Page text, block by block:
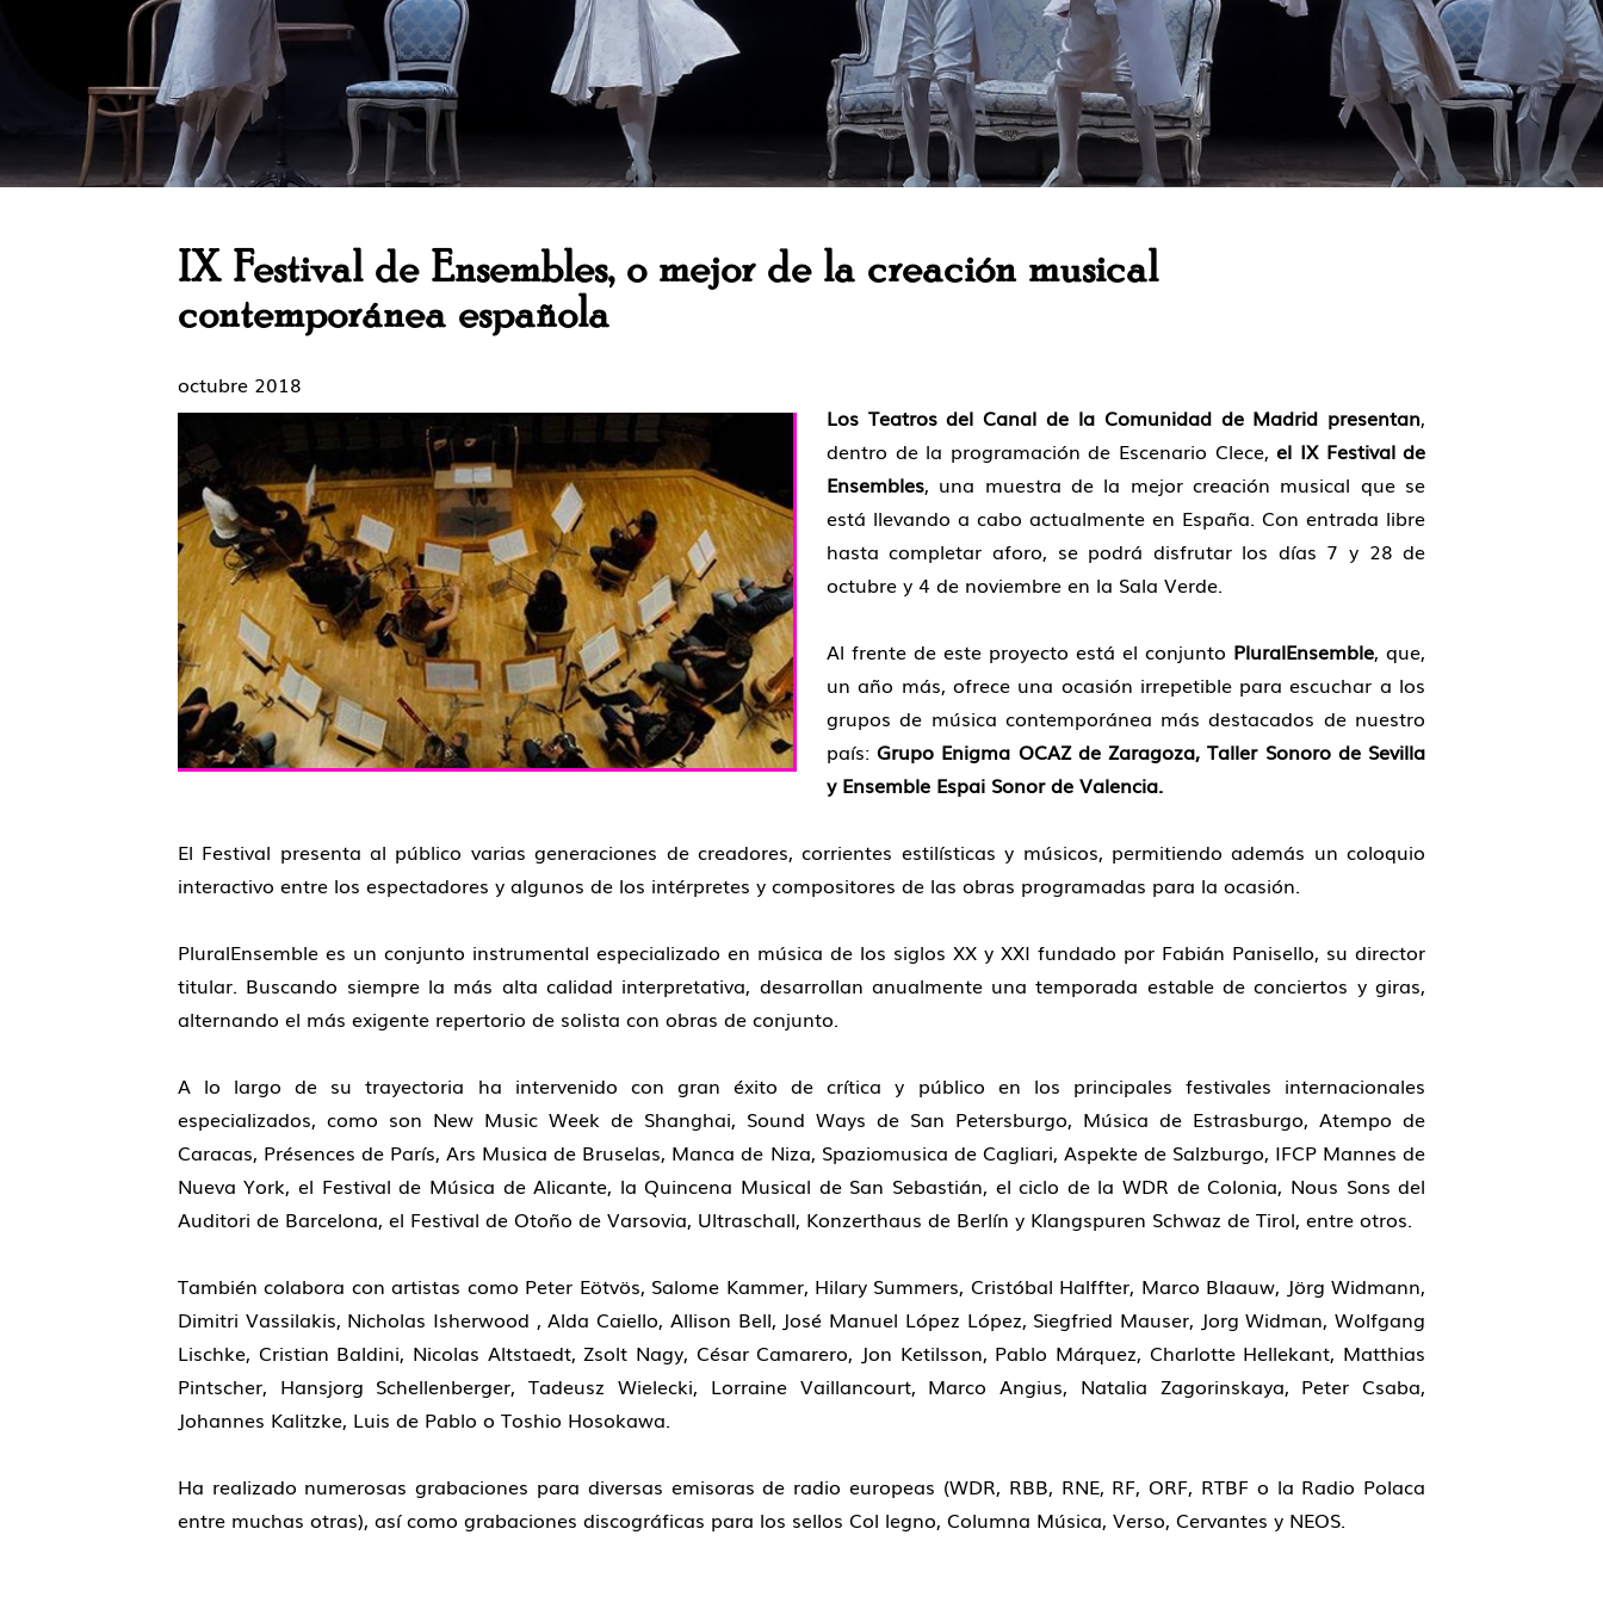
IX Festival de Ensembles, o mejor de la creación musical
contemporánea española
octubre 2018
Los Teatros del Canal de la Comunidad de Madrid presentan,
dentro de la programación de Escenario Clece,el IX Festival de
Ensembles, una muestra de la mejor creación musical que se
está llevando a cabo actualmente en España. Con entrada libre
hasta completar aforo, se podrá disfrutar los días 7 y 28 de
octubre y 4 de noviembre en la Sala Verde.
Al frente de este proyecto está el conjunto PluralEnsemble, que,
un año más, ofrece una ocasión irrepetible para escuchar a los
grupos de música contemporánea más destacados de nuestro
país:Grupo Enigma OCAZ de Zaragoza, Taller Sonoro de Sevilla
y Ensemble Espai Sonor de Valencia.
El Festival presenta al público varias generaciones de creadores, corrientes estilísticas y músicos, permitiendo además un coloquio
interactivo entre los espectadores y algunos de los intérpretes y compositores de las obras programadas para la ocasión.
PluralEnsemble es un conjunto instrumental especializado en música de los siglos XX y XXI fundado por Fabián Panisello, su director
titular. Buscando siempre la más alta calidad interpretativa, desarrollan anualmente una temporada estable de conciertos y giras,
alternando el más exigente repertorio de solista con obras de conjunto.
A lo largo de su trayectoria ha intervenido con gran éxito de crítica y público en los principales festivales internacionales
especializados, como son New Music Week de Shanghai, Sound Ways de San Petersburgo, Música de Estrasburgo, Atempo de
Caracas, Présences de París, Ars Musica de Bruselas, Manca de Niza, Spaziomusica de Cagliari, Aspekte de Salzburgo, IFCP Mannes de
Nueva York, el Festival de Música de Alicante, la Quincena Musical de San Sebastián, el ciclo de la WDR de Colonia, Nous Sons del
Auditori de Barcelona, el Festival de Otoño de Varsovia, Ultraschall, Konzerthaus de Berlín y Klangspuren Schwaz de Tirol, entre otros.
También colabora con artistas como Peter Eötvös, Salome Kammer, Hilary Summers, Cristóbal Halffter, Marco Blaauw, Jörg Widmann,
Dimitri Vassilakis, Nicholas Isherwood , Alda Caiello, Allison Bell, José Manuel López López, Siegfried Mauser, Jorg Widman, Wolfgang
Lischke, Cristian Baldini, Nicolas Altstaedt, Zsolt Nagy, César Camarero, Jon Ketilsson, Pablo Márquez, Charlotte Hellekant, Matthias
Pintscher, Hansjorg Schellenberger, Tadeusz Wielecki, Lorraine Vaillancourt, Marco Angius, Natalia Zagorinskaya, Peter Csaba,
Johannes Kalitzke, Luis de Pablo o Toshio Hosokawa.
Ha realizado numerosas grabaciones para diversas emisoras de radio europeas (WDR, RBB, RNE, RF, ORF, RTBF o la Radio Polaca
entre muchas otras), así como grabaciones discográficas para los sellos Col legno, Columna Música, Verso, Cervantes y NEOS.